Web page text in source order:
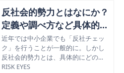
反社会的勢力とはなにか？
定義や調べ方など具体的な
対策を解説
近年では中小企業でも「反社チェッ
ク」を行うことが一般的に。しかし
反社会的勢力とは、具体的にどのよ
うな団体が反社会的勢力にあたるの
RISK EYES